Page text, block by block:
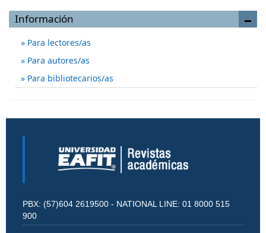
Información
Para lectores/as
Para autores/as
Para bibliotecarios/as
PBX: (57)604 2619500 - NATIONAL LINE: 01 8000 515
900